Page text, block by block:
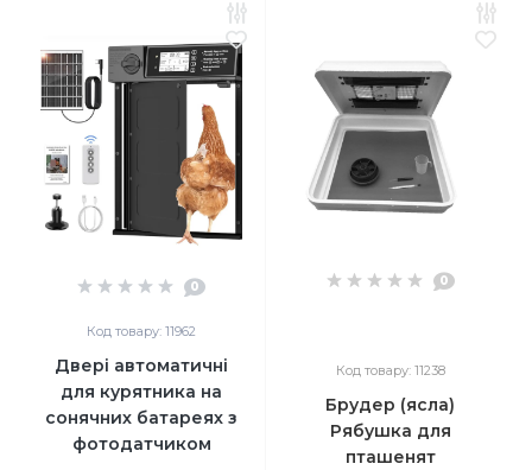
0
Код товару: 11962
Двері автоматичні
для курятника на
сонячних батареях з
фотодатчиком
0
Код товару: 11238
Брудер (ясла)
Рябушка для
пташенят